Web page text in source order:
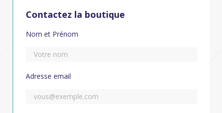
Contactez la boutique
Nom et Prénom
Adresse email